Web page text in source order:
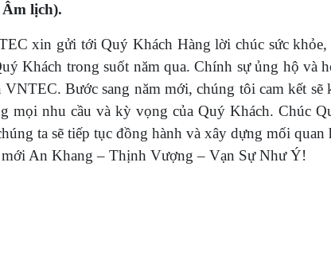
lịch).
xin gửi tới Quý Khách Hàng lời chúc sức khỏe,
Khách trong suốt năm qua. Chính sự ủng hộ và
Bước sang năm mới, chúng tôi cam kết
mọi nhu cầu và kỳ vọng của Quý Khách. Chúc
ta sẽ tiếp tục đồng hành và xây dựng mối
An Khang – Thịnh Vượng – Vạn Sự Như Ý!